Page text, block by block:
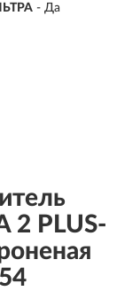
- Да
2 PLUS-